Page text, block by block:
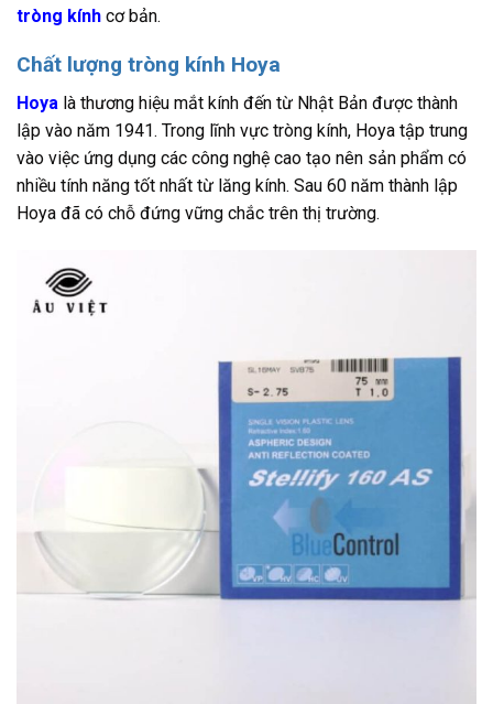
tròng kính cơ bản.
Chất lượng tròng kính Hoya
Hoya là thương hiệu mắt kính đến từ Nhật Bản được thành
lập vào năm 1941. Trong lĩnh vực tròng kính, Hoya tập trung
vào việc ứng dụng các công nghệ cao tạo nên sản phẩm có
nhiều tính năng tốt nhất từ lăng kính. Sau 60 năm thành lập
Hoya đã có chỗ đứng vững chắc trên thị trường.